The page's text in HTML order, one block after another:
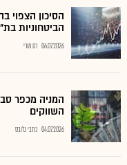
הסיכון הצפוי
הביטחוניות
06.07.2026 רם מורי
המניה מכפר
השווקים
04.07.2026 כתבי גלובס